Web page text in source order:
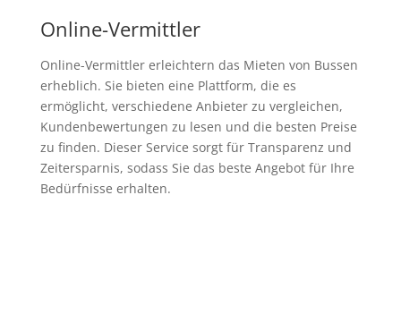
Online-Vermittler
Online-Vermittler erleichtern das Mieten von Bussen
erheblich. Sie bieten eine Plattform, die es
ermöglicht, verschiedene Anbieter zu vergleichen,
Kundenbewertungen zu lesen und die besten Preise
zu finden. Dieser Service sorgt für Transparenz und
Zeitersparnis, sodass Sie das beste Angebot für Ihre
Bedürfnisse erhalten.